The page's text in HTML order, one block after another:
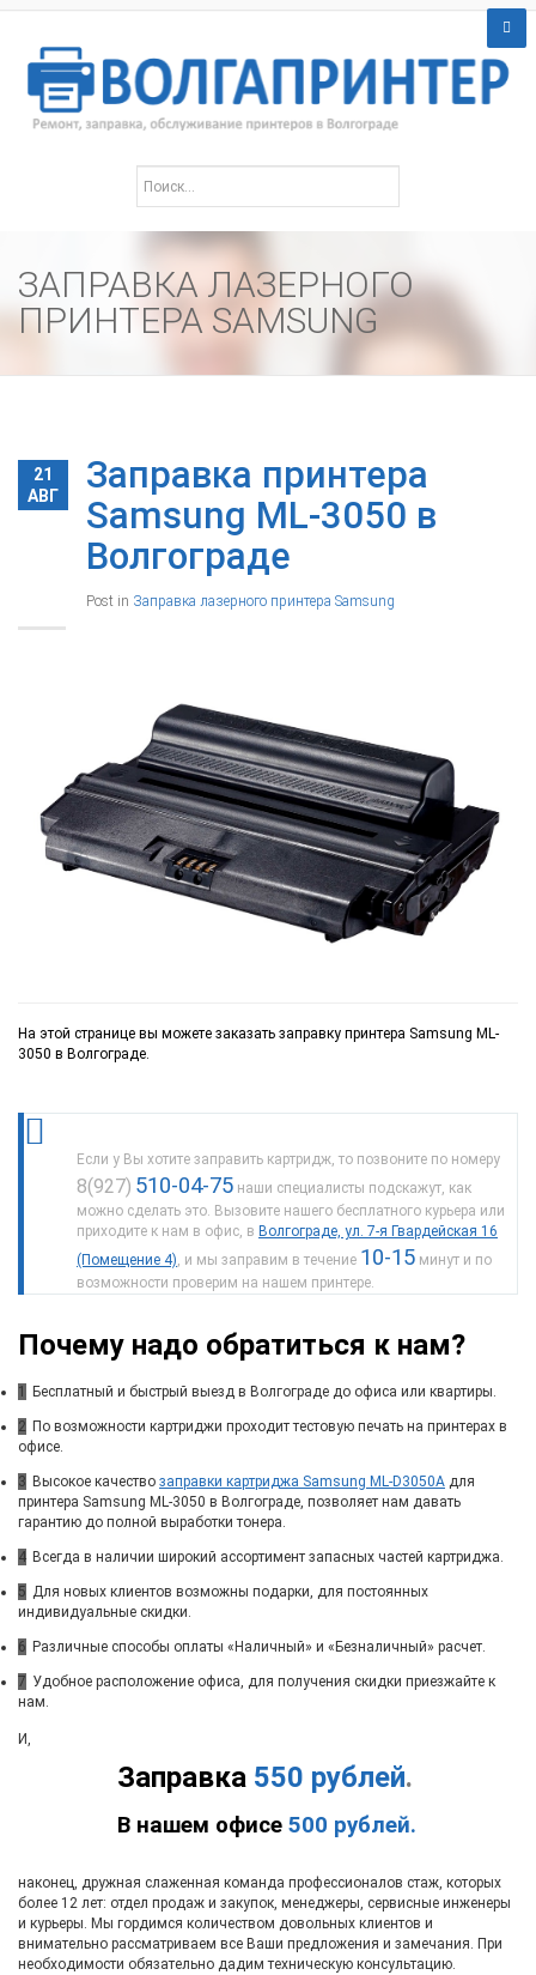
ЗАПРАВКА ЛАЗЕРНОГО
ПРИНТЕРА SAMSUNG
21
АВГ
Заправка принтера
Samsung ML-3050 в
Волгограде
Post in Заправка лазерного принтера Samsung
На этой странице вы можете заказать заправку принтера Samsung ML-
3050 в Волгограде.
Если у Вы хотите заправить картридж, то позвоните по номеру
8(927) 510-04-75 наши специалисты подскажут, как
можно сделать это. Вызовите нашего бесплатного курьера или
приходите к нам в офис, в Волгограде, ул. 7-я Гвардейская 16
(Помещение 4) , и мы заправим в течение 10-15 минут и по
возможности проверим на нашем принтере.
Почему надо обратиться к нам?
1 Бесплатный и быстрый выезд в Волгограде до офиса или квартиры.
2 По возможности картриджи проходит тестовую печать на принтерах в
офисе.
3 Высокое качество заправки картриджа Samsung ML-D3050A для
принтера Samsung ML-3050 в Волгограде, позволяет нам давать
гарантию до полной выработки тонера.
4 Всегда в наличии широкий ассортимент запасных частей картриджа.
5 Для новых клиентов возможны подарки, для постоянных
индивидуальные скидки.
6 Различные способы оплаты «Наличный» и «Безналичный» расчет.
7 Удобное расположение офиса, для получения скидки приезжайте к
нам.
Заправка 550 рублей.
В нашем офисе 500 рублей.
И,
наконец, дружная слаженная команда профессионалов стаж, которых
более 12 лет: отдел продаж и закупок, менеджеры, сервисные инженеры
и курьеры. Мы гордимся количеством довольных клиентов и
внимательно рассматриваем все Ваши предложения и замечания. При
необходимости обязательно дадим техническую консультацию.